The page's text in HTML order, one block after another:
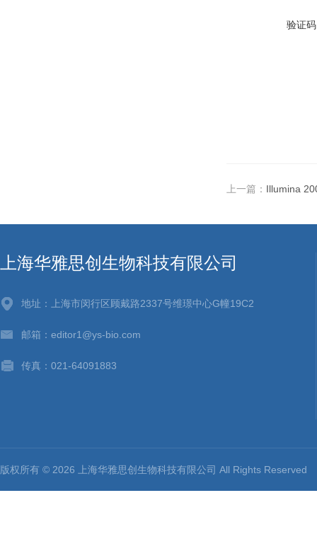
验证
上一篇： Illumina
上海华雅思创生物科技有限公司
地址：上海市闵行区顾戴路2337号维璟中心G幢19C2
邮箱：editor1@ys-bio.com
传真：021-64091883
版权所有 © 2026 上海华雅思创生物科技有限公司 All Rights